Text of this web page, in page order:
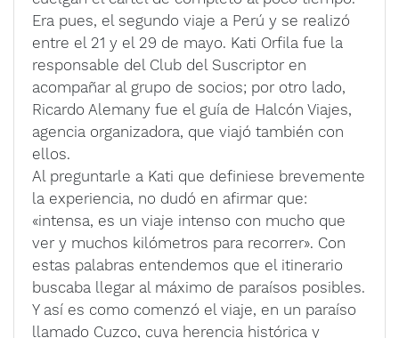
Era pues, el segundo viaje a Perú y se realizó
entre el 21 y el 29 de mayo. Kati Orfila fue la
responsable del Club del Suscriptor en
acompañar al grupo de socios; por otro lado,
Ricardo Alemany fue el guía de Halcón Viajes,
agencia organizadora, que viajó también con
ellos.
Al preguntarle a Kati que definiese brevemente
la experiencia, no dudó en afirmar que:
«intensa, es un viaje intenso con mucho que
ver y muchos kilómetros para recorrer». Con
estas palabras entendemos que el itinerario
buscaba llegar al máximo de paraísos posibles.
Y así es como comenzó el viaje, en un paraíso
llamado Cuzco, cuya herencia histórica y